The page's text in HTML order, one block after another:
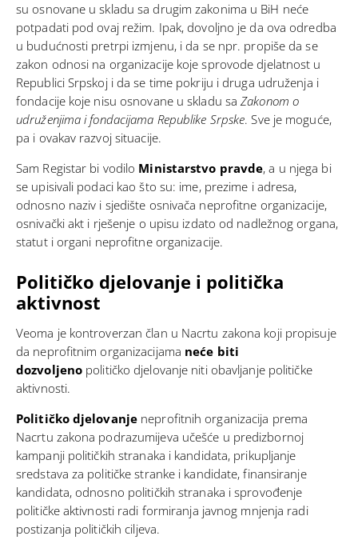
su osnovane u skladu sa drugim zakonima u BiH neće
potpadati pod ovaj režim. Ipak, dovoljno je da ova odredba
u budućnosti pretrpi izmjenu, i da se npr. propiše da se
zakon odnosi na organizacije koje sprovode djelatnost u
Republici Srpskoj i da se time pokriju i druga udruženja i
fondacije koje nisu osnovane u skladu saZakonom o
udruženjima i fondacijama Republike Srpske. Sve je moguće,
pa i ovakav razvoj situacije.
Sam Registar bi vodilo Ministarstvo pravde, a u njega bi
se upisivali podaci kao što su: ime, prezime i adresa,
odnosno naziv i sjedište osnivača neprofitne organizacije,
osnivački akt i rješenje o upisu izdato od nadležnog organa,
statut i organi neprofitne organizacije.
Političko djelovanje i politička
aktivnost
Veoma je kontroverzan član u Nacrtu zakona koji propisuje
da neprofitnim organizacijama neće biti
dozvoljeno političko djelovanje niti obavljanje političke
aktivnosti.
Političko djelovanje neprofitnih organizacija prema
Nacrtu zakona podrazumijeva učešće u predizbornoj
kampanji političkih stranaka i kandidata, prikupljanje
sredstava za političke stranke i kandidate, finansiranje
kandidata, odnosno političkih stranaka i sprovođenje
političke aktivnosti radi formiranja javnog mnjenja radi
postizanja političkih ciljeva.